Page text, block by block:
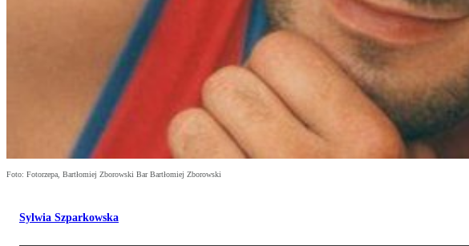
Foto: Fotorzepa, Bartłomiej Zborowski Bar Bartłomiej Zborowski
Sylwia Szparkowska